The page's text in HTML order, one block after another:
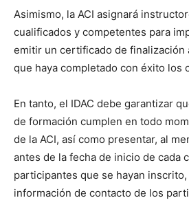
Asimismo, la ACI asignará
cualificados y competentes para
emitir un certificado de finalización
que haya completado con éxito los
En tanto, el IDAC debe garantizar
de formación cumplen en todo
de la ACI, así como presentar, al
antes de la fecha de inicio de cada
participantes que se hayan
información de contacto de los